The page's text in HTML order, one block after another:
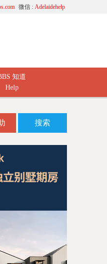
微信 : Adelaidehelp
知道
Help
搜索